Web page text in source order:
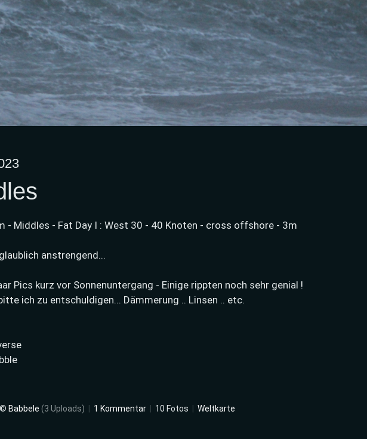
- Middles - Fat Day I : West 30 - 40 Knoten - cross offshore - 3m
anstrengend...
Pics kurz vor Sonnenuntergang - Einige rippten noch sehr genial !
ich zu entschuldigen... Dämmerung .. Linsen .. etc.
Babbele (3 Uploads) 1 Kommentar 10 Fotos Weltkarte